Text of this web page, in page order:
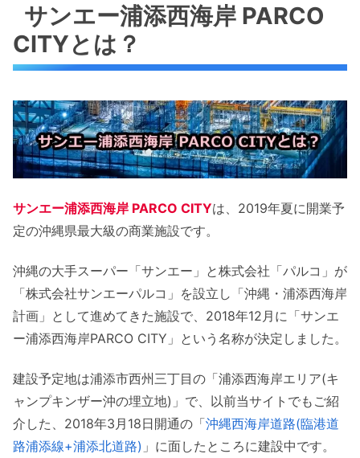
2019年6月27日グランドオープン！！
サンエー浦添西海岸 PARCO CITYのロゴ
の意味
セプトは？
サンエー浦添西海岸 PARCO CITY特徴は？
サンエー浦添西海岸 PARCO CITYに出店予定
沖縄初出店の店舗一覧
FURLA
MHL
ZARA
アーバンリサーチドアーズ
アカチャンホンポ
トミージーンズ
HMV&BOOKS
島村楽器
サンエー浦添西海岸 PARCO
CITYとは？
サンエー浦添西海岸 PARCO CITYは、2019年夏に開業予
定の沖縄県最大級の商業施設です。
沖縄の大手スーパー「サンエー」と株式会社「パルコ」が
「株式会社サンエーパルコ」を設立し「沖縄・浦添西海岸
計画」として進めてきた施設で、2018年12月に「サンエ
ー浦添西海岸PARCO CITY」という名称が決定しました。
建設予定地は浦添市西州三丁目の「浦添西海岸エリア(キ
ャンプキンザー沖の埋立地)」で、以前当サイトでもご紹
介した、2018年3月18日開通の「沖縄西海岸道路(臨港道
路浦添線+浦添北道路) 」に面したところに建設中です。